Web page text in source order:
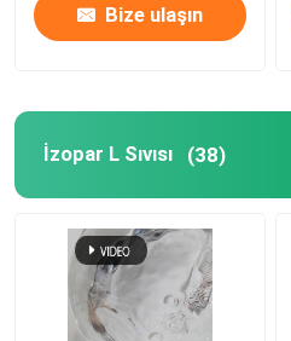
C11 13 İzoparafin
C11 12 İzoparafin
Bize ulaşın
İzopar L Sıvısı (38)